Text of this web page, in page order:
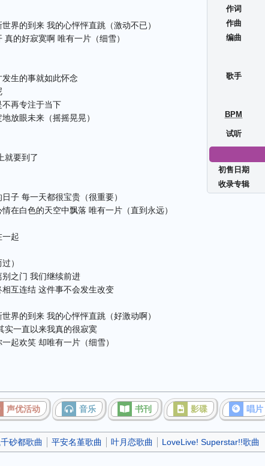
作词
作曲
编曲
歌手
BPM
试听
初售日期
收录专辑
界的到来 我的心怦怦直跳（激动不已）
真的好寂寞啊 唯有一片（细雪）
生的事就如此怀念
再专注于当下
放眼未来（摇摇晃晃）
就要到了
子 每一天都很宝贵（很重要）
在白色的天空中飘落 唯有一片（直到永远）
一起
）
之门 我们继续前进
互连结 这件事不会发生改变
界的到来 我的心怦怦直跳（好激动啊）
实一直以来我真的很寂寞
起欢笑 却唯有一片（细雪）
声优活动 音乐 书刊 影碟 唱片
砂都歌曲 平安名堇歌曲 叶月恋歌曲 LoveLive! Superstar!!歌曲